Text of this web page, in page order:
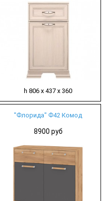
h 806 х 437 х 360
"Флорида" Ф42 Комод
8900 руб